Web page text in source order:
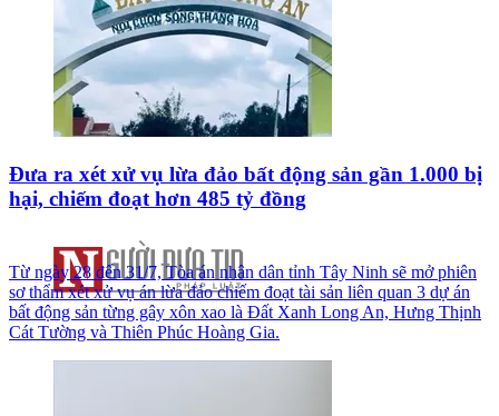
Đưa ra xét xử vụ lừa đảo bất động sản gần 1.000 bị
hại, chiếm đoạt hơn 485 tỷ đồng
Từ ngày 28 đến 31/7, Tòa án nhân dân tỉnh Tây Ninh sẽ mở phiên
sơ thẩm xét xử vụ án lừa đảo chiếm đoạt tài sản liên quan 3 dự án
bất động sản từng gây xôn xao là Đất Xanh Long An, Hưng Thịnh
Cát Tường và Thiên Phúc Hoàng Gia.